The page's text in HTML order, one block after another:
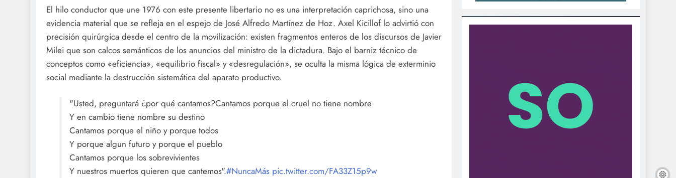
El hilo conductor que une 1976 con este presente libertario no es una interpretación caprichosa, sino una
evidencia material que se refleja en el espejo de José Alfredo Martínez de Hoz. Axel Kicillof lo advirtió con
precisión quirúrgica desde el centro de la movilización: existen fragmentos enteros de los discursos de Javier
Milei que son calcos semánticos de los anuncios del ministro de la dictadura. Bajo el barniz técnico de
conceptos como «eficiencia», «equilibrio fiscal» y «desregulación», se oculta la misma lógica de exterminio
social mediante la destrucción sistemática del aparato productivo.
"Usted, preguntará ¿por qué cantamos?Cantamos porque el cruel no tiene nombre
Y en cambio tiene nombre su destino
Cantamos porque el niño y porque todos
Y porque algun futuro y porque el pueblo
Cantamos porque los sobrevivientes
Y nuestros muertos quieren que cantemos".#NuncaMás pic.twitter.com/FA33Z15p9w